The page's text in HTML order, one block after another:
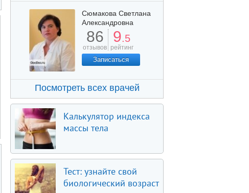
Сюмакова Светлана
Александровна
86
отзывов
9.5
рейтинг
Записаться
Посмотреть всех врачей
Калькулятор индекса
массы тела
Тест: узнайте свой
биологический возраст